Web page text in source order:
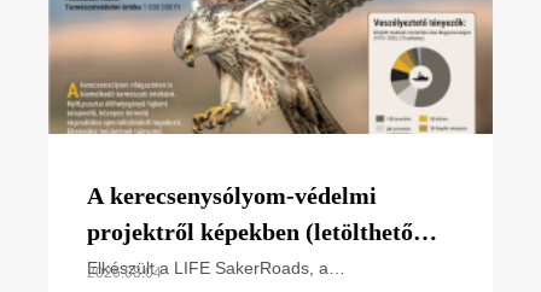
A kerecsenysólyom-védelmi
projektről képekben (letölthető
poszter)
Elkészült a LIFE SakerRoads, a
2026.08.04